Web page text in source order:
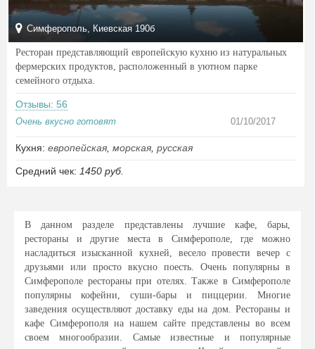
Симферополь, Киевская 190б
Ресторан представляющий европейскую кухню из натуральных
фермерских продуктов, расположенный в уютном парке
семейного отдыха.
Отзывы: 56
Очень вкусно готовят 01/10/2017
Кухня: европейская морская русская
Средний чек: 1450 руб.
В данном разделе представлены лучшие кафе, бары,
рестораны и другие места в Симферополе, где можно
насладиться изысканной кухней, весело провести вечер с
друзьями или просто вкусно поесть. Очень популярны в
Симферополе рестораны при отелях. Также в Симферополе
популярны кофейни, суши-бары и пиццерии. Многие
заведения осуществляют доставку еды на дом. Рестораны и
кафе Симферополя на нашем сайте представлены во всем
своем многообразии. Самые известные и популярные